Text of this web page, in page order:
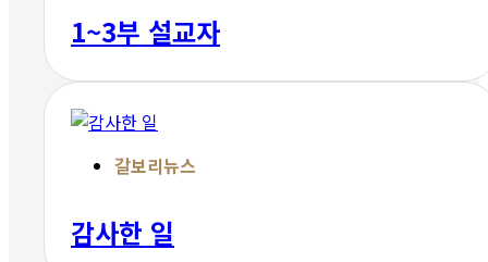
1~3부 설교자
갈보리뉴스
감사한 일